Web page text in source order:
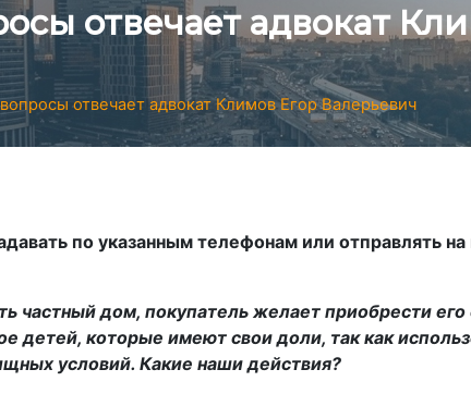
отвечает адвокат
отвечает адвокат Климов Егор Валерьевич
по указанным телефонам или отправлять на
частный дом, покупатель желает приобрести
детей, которые имеют свои доли, так как
условий. Какие наши действия?